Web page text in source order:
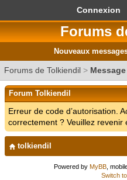
Connexion
Forums
Nouveaux
Forums de Tolkiendil >
Forum Tolkiendil
Erreur de code d’autorisation.
correctement ? Veuillez revenir
tolkiendil
Powered by MyBB,
Switch